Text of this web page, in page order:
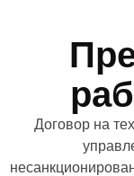
Договор на